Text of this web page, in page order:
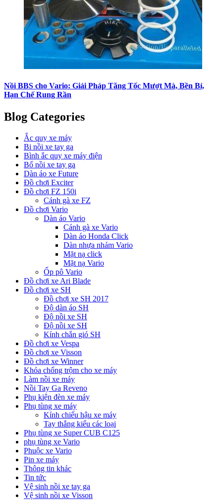
Nồi BBS cho Vario: Giải Pháp Tăng Tốc Mượt Mà, Bền Bỉ,
Hạn Chế Rung Rần
Blog Categories
Ắc quy xe máy
Bi nồi xe tay ga
Bình ắc quy xe máy điện
Bố nồi xe tay ga
Dàn áo xe Future
Đồ chơi Exciter
Đồ chơi FZ 150i
Cánh gà xe FZ
Đồ chơi Vario
Dàn áo Vario
Cánh gà xe Vario
Dàn áo Honda Click
Dàn nhựa nhám Vario
Mặt nạ click
Mặt nạ Vario
Ốp pô Vario
Đồ chơi xe Ari Blade
Đồ chơi xe SH
Đồ chơi xe SH 2017
Độ dàn áo SH
Độ nồi xe SH
Độ nồi xe SH
Kính chắn gió SH
Đồ chơi xe Vespa
Đồ chơi xe Visson
Đồ chơi xe Winner
Khóa chống trộm cho xe máy
Làm nồi xe máy
Nồi Tay Ga Reveno
Phụ kiện đèn xe máy
Phụ tùng xe máy
Kính chiếu hậu xe máy
Tay thắng kiểu các loại
Phụ tùng xe Super CUB C125
phụ tùng xe Vario
Phuộc xe Vario
Pin xe máy
Thông tin khác
Tin tức
Vệ sinh nồi xe tay ga
Vệ sinh nồi xe Visson